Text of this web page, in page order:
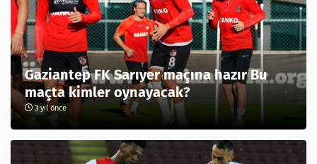
Gaziantep FK Sarıyer maçına hazır Bu
maçta kimler oynayacak?
3 yıl önce